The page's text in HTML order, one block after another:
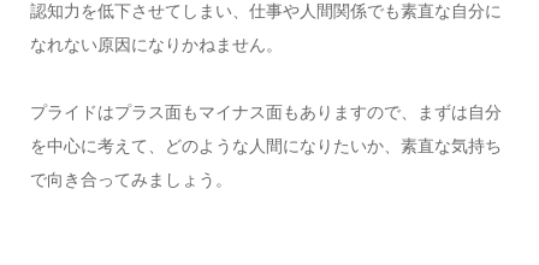
認知力を低下させてしまい、仕事や人間関係でも素直な自分に
なれない原因になりかねません。
プライドはプラス面もマイナス面もありますので、まずは自分
を中心に考えて、どのような人間になりたいか、素直な気持ち
で向き合ってみましょう。